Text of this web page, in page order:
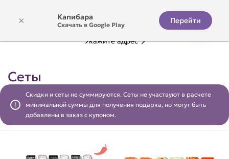
Укажите адрес
Сеты
Скидки и сеты не суммируются. Сеты не участвуют в расчете
минимальной суммы для получения подарка, но могут быть
добавлены в заказ с купоном.
× Капибара
Скачать в Google Play Перейти